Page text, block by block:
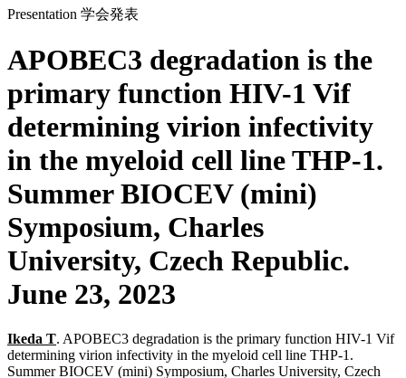
Presentation 学会発表
APOBEC3 degradation is the
primary function HIV-1 Vif
determining virion infectivity
in the myeloid cell line THP-1.
Summer BIOCEV (mini)
Symposium, Charles
University, Czech Republic.
June 23, 2023
Ikeda T. APOBEC3 degradation is the primary function HIV-1 Vif
determining virion infectivity in the myeloid cell line THP-1.
Summer BIOCEV (mini) Symposium, Charles University, Czech